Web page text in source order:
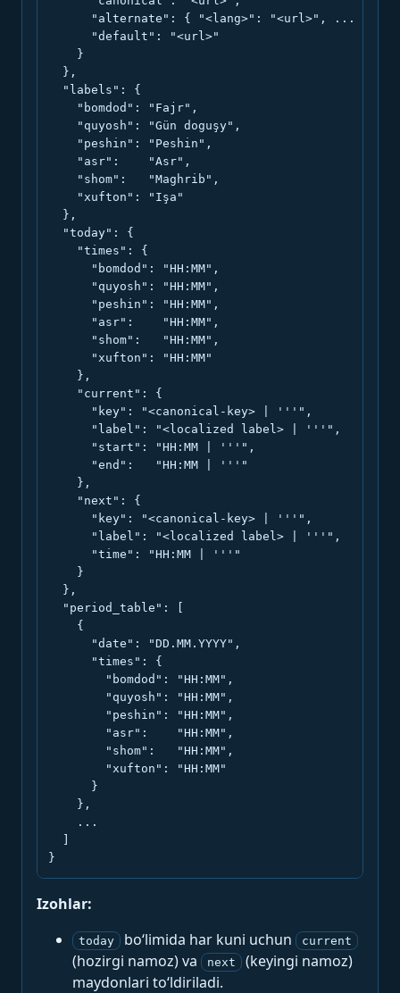
      "alternate": { "<lang>": "<url>", ... },
      "default": "<url>"
    }
  },
  "labels": {
    "bomdod": "Fajr",
    "quyosh": "Gün doguşy",
    "peshin": "Peshin",
    "asr":    "Asr",
    "shom":   "Maghrib",
    "xufton": "Işa"
  },
  "today": {
    "times": {
      "bomdod": "HH:MM",
      "quyosh": "HH:MM",
      "peshin": "HH:MM",
      "asr":    "HH:MM",
      "shom":   "HH:MM",
      "xufton": "HH:MM"
    },
    "current": {
      "key": "<canonical-key> | '''",
      "label": "<localized label> | '''",
      "start": "HH:MM | '''",
      "end":   "HH:MM | '''"
    },
    "next": {
      "key": "<canonical-key> | '''",
      "label": "<localized label> | '''",
      "time": "HH:MM | '''"
    }
  },
  "period_table": [
    {
      "date": "DD.MM.YYYY",
      "times": {
        "bomdod": "HH:MM",
        "quyosh": "HH:MM",
        "peshin": "HH:MM",
        "asr":    "HH:MM",
        "shom":   "HH:MM",
        "xufton": "HH:MM"
      }
    },
    ...
}
Izohlar:
today bo‘limida har kuni uchun current
(hozirgi namoz) va next
(keyingi namoz)
maydonlari to‘ldiriladi.